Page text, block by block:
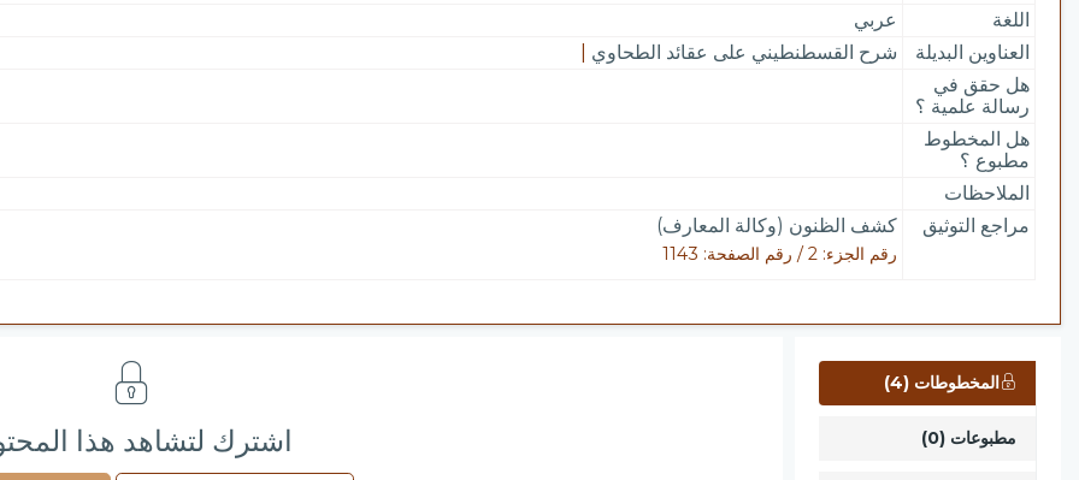
اللغة
عربي
العناوين البديلة
شرح القسطنطيني على عقائد الطحاوي
هل حقق في
رسالة علمية ؟
هل المخطوط
مطبوع ؟
الملاحظات
مراجع التوثيق
كشف الظنون (وكالة المعارف)
رقم الجزء: 2 / رقم الصفحة: 1143
المخطوطات (4)
مطبوعات (0) اشترك لتشاهد هذا